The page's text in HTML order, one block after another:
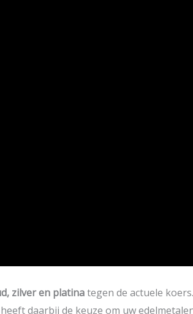
zilver en platinategen de actuele
daarbij de keuze om uw